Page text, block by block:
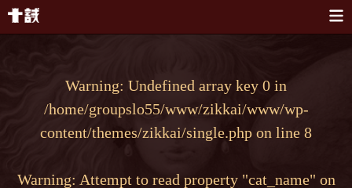
Warning: Undefined array key 0 in
/home/groupslo55/www/zikkai/www/wp-
content/themes/zikkai/single.php on line 8
Warning: Attempt to read property "cat_name" on